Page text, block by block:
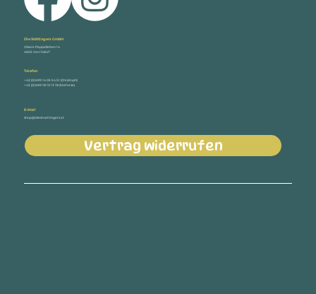
Die Stöttingers GmbH
Obere Pappelleiten 14
4655 Vorchdorf
Telefon
+43 (0) 699 14 05 54 51 (Christoph)
+43 (0) 699 18 10 13 18 (Stefanie)
E-Mail
shop@diestoettingers.at
Vertrag widerrufen